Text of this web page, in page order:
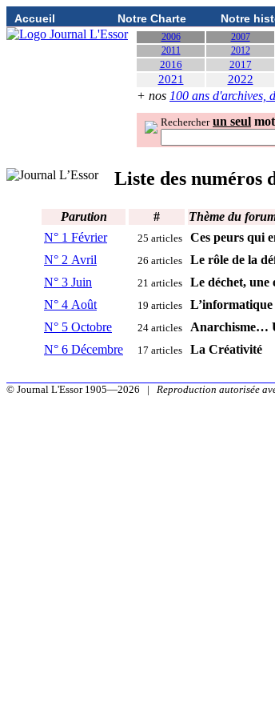
Accueil Notre Charte Notre
2006 2007
2011
2012
2016 2017
2021 2022
+ nos 100 ans d'archives,
Rechercher un seul mot
Liste des numéros
Parution # Thème du
N° 1 Février
25 articles
Ces peurs qui
N° 2 Avril
26 articles
Le rôle de la
N° 3 Juin
21 articles
Le déchet,
N° 4 Août
19 articles
L’informatique
N° 5 Octobre
24 articles
Anarchisme…
N° 6 Décembre
17 articles La Créativité
© Journal L'Essor 1905—2026 | Reproduction autorisée